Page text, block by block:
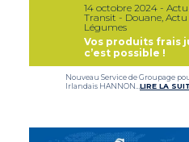
14 octobre 2024 -
Transit - Douane,
Légumes
Vos produits frais
c’est possible !
Nouveau Service de Groupage
Irlandais HANNON… LIRE LA